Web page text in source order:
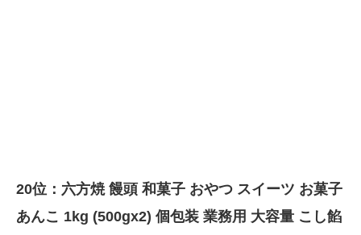
20位：六方焼 饅頭 和菓子 おやつ スイーツ お菓子
あんこ 1kg (500gx2) 個包装 業務用 大容量 こし餡